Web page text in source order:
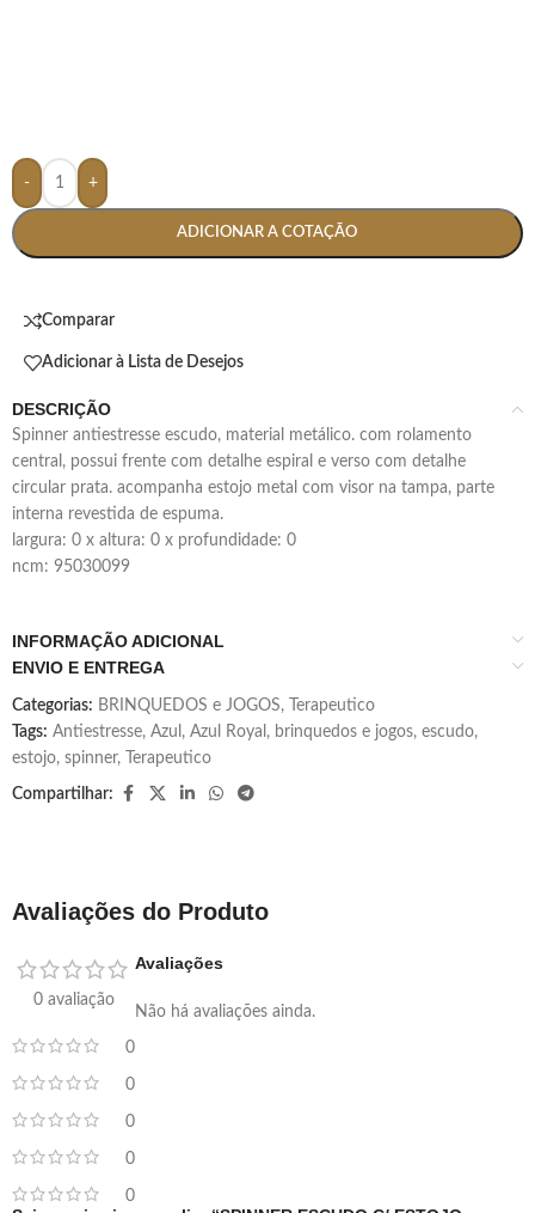
- +
ADICIONAR A COTAÇÃO
Comparar
Adicionar à Lista de Desejos
DESCRIÇÃO
spinner antiestresse escudo, material metálico. com rolamento
central, possui frente com detalhe espiral e verso com detalhe
circular prata. acompanha estojo metal com visor na tampa, parte
interna revestida de espuma.
largura: 0 x altura: 0 x profundidade: 0
ncm: 95030099
INFORMAÇÃO ADICIONAL
ENVIO E ENTREGA
Categorias: BRINQUEDOS e JOGOS,
Terapeutico
Tags: Antiestresse, Azul , Azul Royal , brinquedos e jogos, escudo,
estojo, spinner, Terapeutico
Compartilhar:
Avaliações do Produto
0 avaliação
0
0
0
0
0
Avaliações
Não há avaliações ainda.